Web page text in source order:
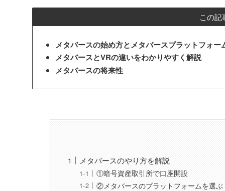
この記
メタバースの始め方とメタバースプラットフォー
メタバースとVRの違いをわかりやすく解説
メタバースの将来性
メタバースのやり方を解説
①暗号資産取引所で口座開設
②メタバースのプラットフォームを選ぶ